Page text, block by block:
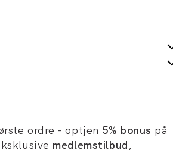
ordre - optjen 5% bonus på
medlemstilbud,